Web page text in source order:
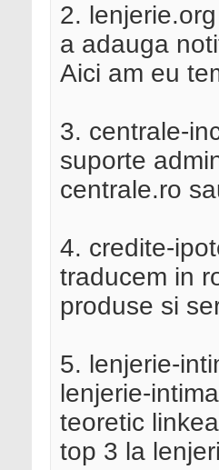
2.
a adauga
Aici am eu
3. centrale-
suporte
centrale.ro
4. credite-
traducem in
produse si
5. lenjerie-
lenjerie-
teoretic
top 3 la